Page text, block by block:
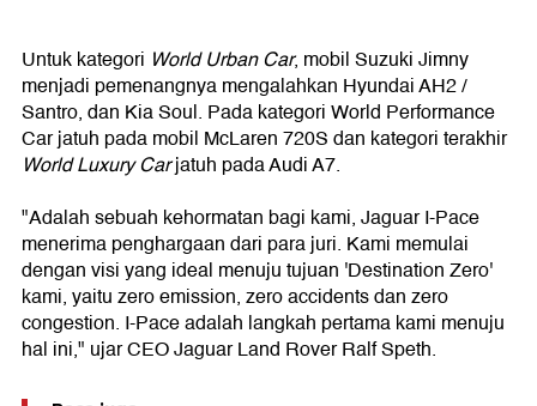
Untuk kategori World Urban Car, mobil Suzuki Jimny
menjadi pemenangnya mengalahkan Hyundai AH2 /
Santro, dan Kia Soul. Pada kategori World Performance
Car jatuh pada mobil McLaren 720S dan kategori terakhir
World Luxury Carjatuh pada Audi A7.
"Adalah sebuah kehormatan bagi kami, Jaguar I-Pace
menerima penghargaan dari para juri. Kami memulai
dengan visi yang ideal menuju tujuan 'Destination Zero'
kami, yaitu zero emission, zero accidents dan zero
congestion. I-Pace adalah langkah pertama kami menuju
hal ini," ujar CEO Jaguar Land Rover Ralf Speth.